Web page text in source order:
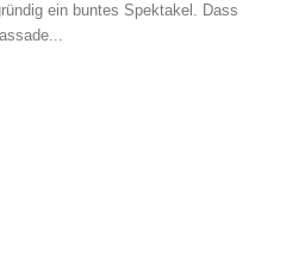
ein buntes Spektakel. Dass